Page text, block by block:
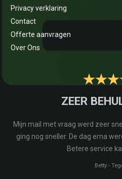
Privacy verklaring
Contact
Offerte aanvragen
Over Ons
ZEER
Mijn mail met vraag werd zeer
ging nog sneller. De dag erna
Betere service
Betty -